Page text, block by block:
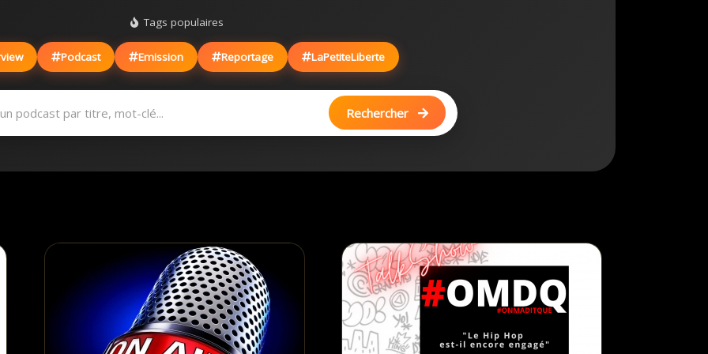
Tags populaires
Podcast Emission Reportage LaPetiteLiberte
Rechercher